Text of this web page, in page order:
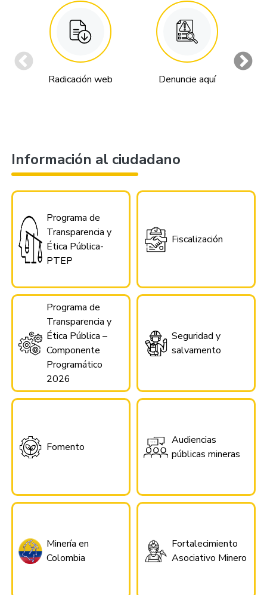
Radicación web Denuncie aquí
Información al ciudadano
Programa de
Transparencia y
Ética Pública-
PTEP
Fiscalización
Programa de
Transparencia y
Ética Pública –
Componente
Programático
2026
Seguridad y
salvamento
Fomento
Audiencias
públicas mineras
Minería en
Colombia
Fortalecimiento
Asociativo Minero